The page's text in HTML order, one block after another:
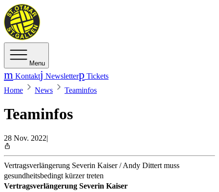
Menu
Kontakt Newsletter
Tickets
Home
News Teaminfos
Teaminfos
28 Nov. 2022|
Vertragsverlängerung Severin Kaiser / Andy Dittert muss
gesundheitsbedingt kürzer treten
Vertragsverlängerung Severin Kaiser